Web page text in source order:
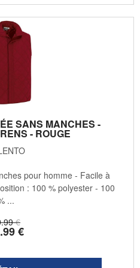
SANS MANCHES -
- ROUGE
.99 €
.99€
pour homme - Facile à
: 100 % polyester - 100
...